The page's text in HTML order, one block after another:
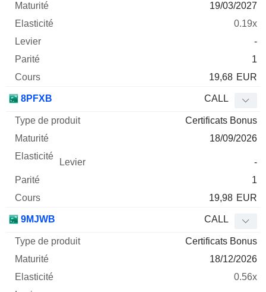
19/03/2027
0.19x
-
1
19,68 EUR
8PFXB CALL
Certificats Bonus
18/09/2026
-
1
19,98 EUR
9MJWB CALL
Certificats Bonus
18/12/2026
0.56x